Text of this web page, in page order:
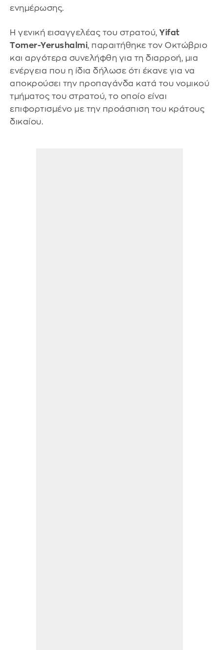
ενημέρωσης.
Η γενική εισαγγελέας του στρατού, Yifat
Tomer-Yerushalmi, παραιτήθηκε τον Οκτώβριο
και αργότερα συνελήφθη για τη διαρροή, μια
ενέργεια που η ίδια δήλωσε ότι έκανε για να
αποκρούσει την προπαγάνδα κατά του νομικού
τμήματος του στρατού, το οποίο είναι
επιφορτισμένο με την προάσπιση του κράτους
δικαίου.